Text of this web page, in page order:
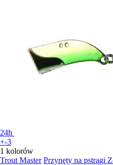
24h
+-3
1 kolorów
Trout Master Przynęty na pstrągi